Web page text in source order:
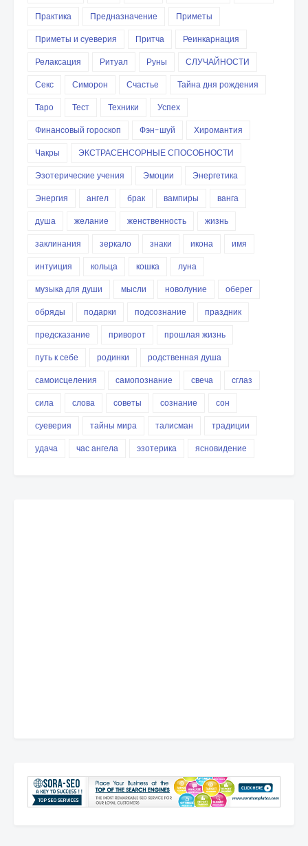
Практика
Предназначение
Приметы
Приметы и суеверия
Притча
Реинкарнация
Релаксация
Ритуал Руны
СЛУЧАЙНОСТИ
Секс
Симорон Счастье
Тайна дня рождения
Таро
Тест Техники
Успех
Финансовый гороскоп
Фэн-шуй
Хиромантия
Чакры
ЭКСТРАСЕНСОРНЫЕ СПОСОБНОСТИ
Эзотерические учения
Эмоции
Энергетика
Энергия
ангел брак вампиры
ванга
душа
желание женственность
жизнь
заклинания
зеркало знаки икона
имя
интуиция
кольца кошка
луна
музыка для души
мысли новолуние
оберег
обряды
подарки подсознание
праздник
предсказание
приворот
прошлая жизнь
путь к себе
родинки
родственная душа
самоисцеления
самопознание свеча
сглаз
сила
слова советы сознание
сон
суеверия
тайны мира талисман
традиции
удача
час ангела эзотерика ясновидение